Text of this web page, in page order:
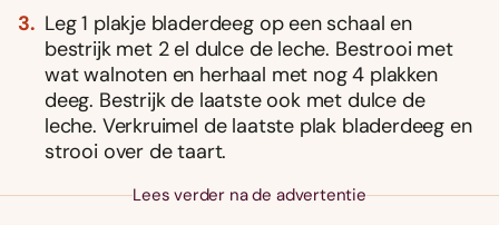
Leg 1 plakje bladerdeeg op een schaal en
bestrijk met 2 el dulce de leche. Bestrooi met
wat walnoten en herhaal met nog 4 plakken
deeg. Bestrijk de laatste ook met dulce de
leche. Verkruimel de laatste plak bladerdeeg en
strooi over de taart.
Lees verder na de advertentie